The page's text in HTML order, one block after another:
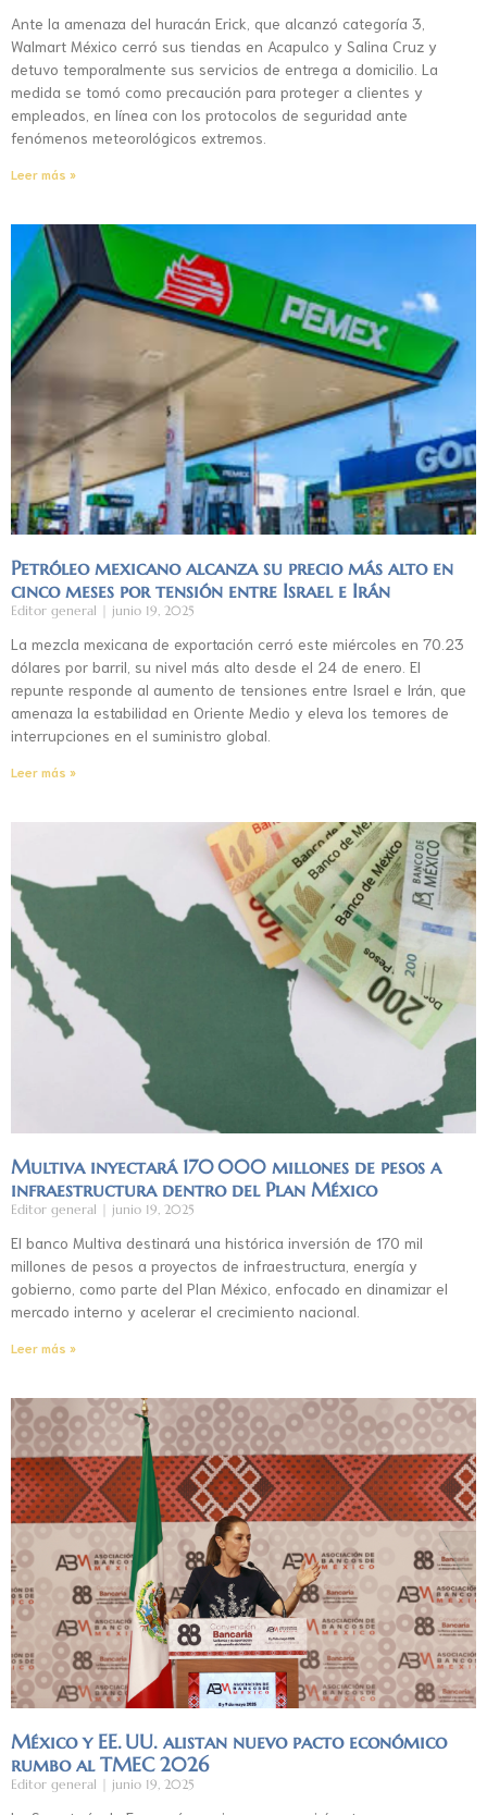
Ante la amenaza del huracán Erick, que alcanzó categoría 3,
Walmart México cerró sus tiendas en Acapulco y Salina Cruz y
detuvo temporalmente sus servicios de entrega a domicilio. La
medida se tomó como precaución para proteger a clientes y
empleados, en línea con los protocolos de seguridad ante
fenómenos meteorológicos extremos.
Leer más »
Petróleo mexicano alcanza su precio más alto en
cinco meses por tensión entre Israel e Irán
Editor general junio 19, 2025
La mezcla mexicana de exportación cerró este miércoles en 70.23
dólares por barril, su nivel más alto desde el 24 de enero. El
repunte responde al aumento de tensiones entre Israel e Irán, que
amenaza la estabilidad en Oriente Medio y eleva los temores de
interrupciones en el suministro global.
Leer más »
Multiva inyectará 170 000 millones de pesos a
infraestructura dentro del Plan México
Editor general junio 19, 2025
El banco Multiva destinará una histórica inversión de 170 mil
millones de pesos a proyectos de infraestructura, energía y
gobierno, como parte del Plan México, enfocado en dinamizar el
mercado interno y acelerar el crecimiento nacional.
Leer más »
México y EE. UU. alistan nuevo pacto económico
rumbo al TMEC 2026
Editor general junio 19, 2025